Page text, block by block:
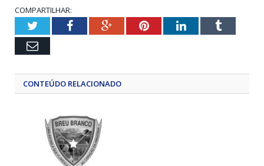
COMPARTILHAR:
TwitterFacebookGoogle+PinterestLinkedInTumblr
Email
CONTEÚDO RELACIONADO